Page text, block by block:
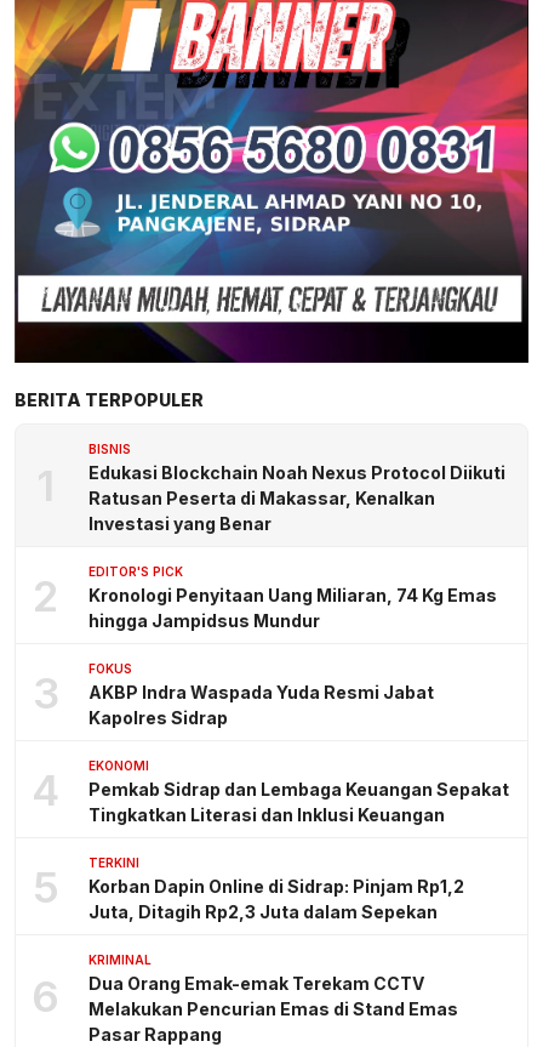
BERITA TERPOPULER
1
BISNIS
Edukasi Blockchain Noah Nexus Protocol Diikuti
Ratusan Peserta di Makassar, Kenalkan
Investasi yang Benar
2 EDITOR'S PICK
Kronologi Penyitaan Uang Miliaran, 74 Kg Emas
hingga Jampidsus Mundur
3 FOKUS
AKBP Indra Waspada Yuda Resmi Jabat
Kapolres Sidrap
4 EKONOMI
Pemkab Sidrap dan Lembaga Keuangan Sepakat
Tingkatkan Literasi dan Inklusi Keuangan
5 TERKINI
Korban Dapin Online di Sidrap: Pinjam Rp1,2
Juta, Ditagih Rp2,3 Juta dalam Sepekan
6
KRIMINAL
Dua Orang Emak-emak Terekam CCTV
Melakukan Pencurian Emas di Stand Emas
Pasar Rappang